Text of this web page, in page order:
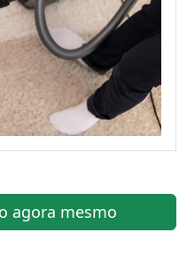
agora mesmo